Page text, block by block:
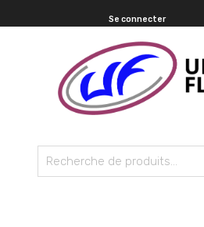
Se connecter